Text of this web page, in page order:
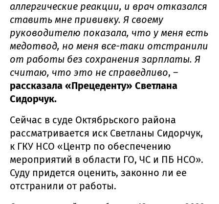
аллергические реакции, и врач отказался
ставить мне прививку. Я своему
руководителю показала, что у меня есть
медотвод, но меня все-таки отстранили
от работы без сохранения зарплаты. Я
считаю, что это не справедливо, –
рассказала «Прецеденту» Светлана
Сидорчук.
Сейчас в суде Октябрьского района
рассматривается иск Светланы Сидорчук,
к ГКУ НСО «Центр по обеспечению
мероприятий в области ГО, ЧС и ПБ НСО».
Суду придется оценить, законно ли ее
отстранили от работы.